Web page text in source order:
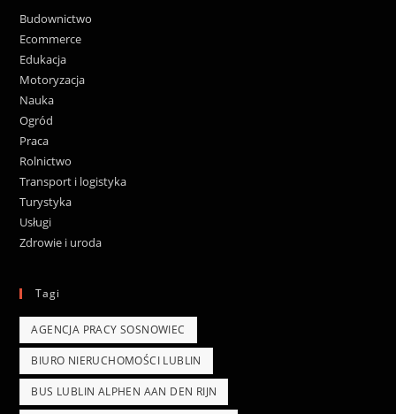
Budownictwo
Ecommerce
Edukacja
Motoryzacja
Nauka
Ogród
Praca
Rolnictwo
Transport i logistyka
Turystyka
Usługi
Zdrowie i uroda
Tagi
AGENCJA PRACY SOSNOWIEC
BIURO NIERUCHOMOŚCI LUBLIN
BUS LUBLIN ALPHEN AAN DEN RIJN